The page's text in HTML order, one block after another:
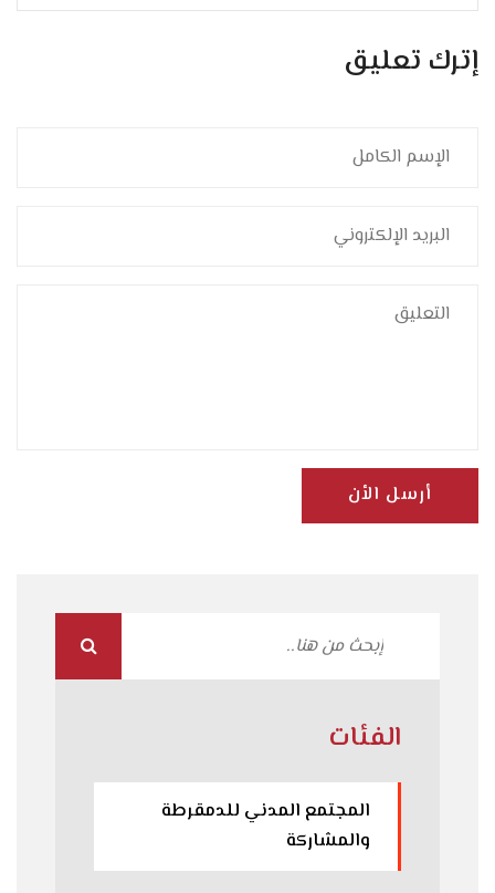
إترك تعليق
أرسل الأن
الفئات
المجتمع المدني للدمقرطة
والمشاركة